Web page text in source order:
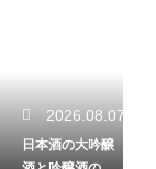
2026.08.07
日本酒の大吟醸